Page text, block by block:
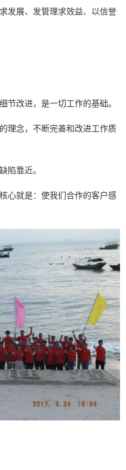
发展、发管理求效益、以信誉
改进，是一切工作的基础。
念，不断完善和改进工作质
陷靠近。
就是：使我们合作的客户感